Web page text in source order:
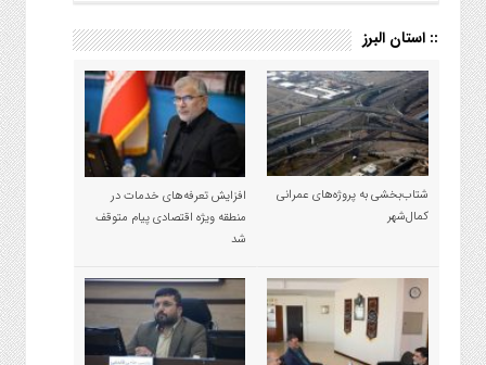
:: استان البرز
شتاب‌بخشی به پروژه‌های عمرانی
کمال‌شهر
افزایش تعرفه‌های خدمات در
منطقه ویژه اقتصادی پیام متوقف
شد